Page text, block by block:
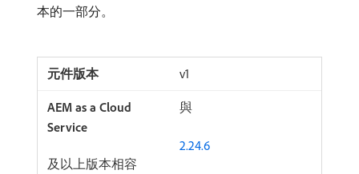
本的一部分。
v1
與
2.24.6
及以上版本相容